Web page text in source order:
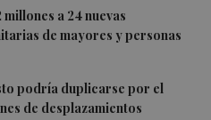
a 24 nuevas
de mayores y personas
podría duplicarse por el
de desplazamientos